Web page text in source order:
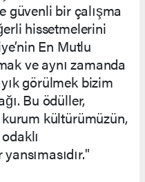
güvenli bir çalışma
hissetmelerini
En Mutlu
ve aynı zamanda
görülmek bizim
Bu ödüller,
kültürümüzün,